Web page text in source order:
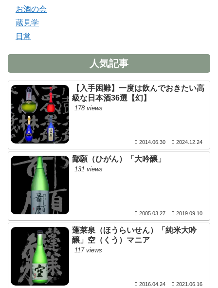
お酒の会
蔵見学
日常
人気記事
【入手困難】一度は飲んでおきたい高
級な日本酒36選【幻】
178 views
2014.06.30 2024.12.24
鄙願（ひがん）「大吟醸」
131 views
2005.03.27 2019.09.10
蓬莱泉（ほうらいせん）「純米大吟
醸」空（くう）マニア
117 views
2016.04.24 2021.06.16